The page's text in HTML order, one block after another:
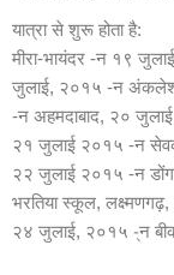
यात्रा से शुरू होता है:
मीरा-भायंदर -न १९
जुलाई, २०१५ -न
-न अहमदाबाद, २०
२१ जुलाई २०१५ -न
२२ जुलाई २०१५ -न
भरतिया स्कूल,
२४ जुलाई, २०१५ -्न